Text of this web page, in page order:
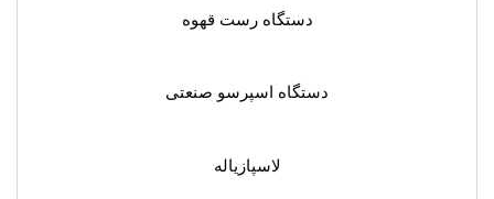
دستگاه رست قهوه
دستگاه اسپرسو صنعتی
لاسپازیاله